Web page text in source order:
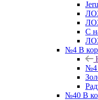
С
№4 В
№4
№40 В